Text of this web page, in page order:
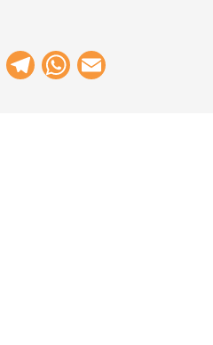
Facebook
Telegram
WhatsApp